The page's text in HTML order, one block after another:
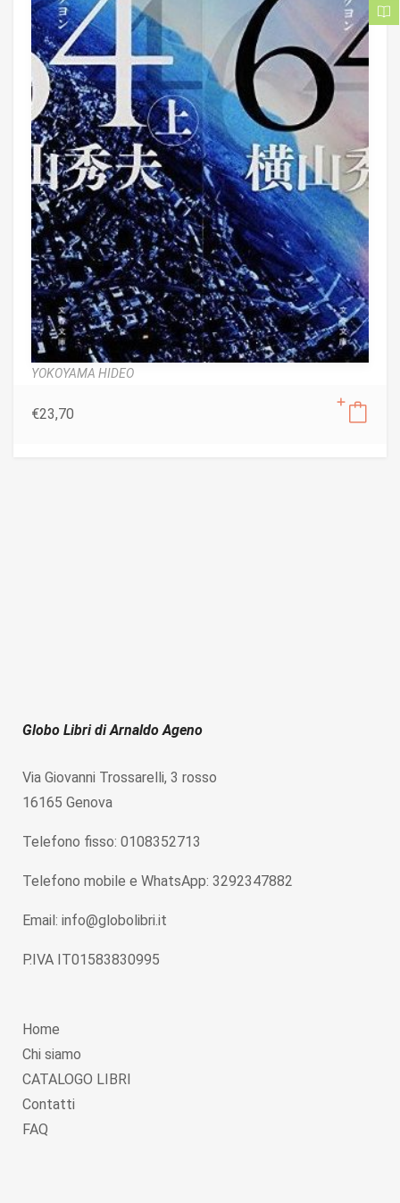
YOKOYAMA HIDEO
€23,70
Globo Libri di Arnaldo Ageno
Via Giovanni Trossarelli, 3 rosso
16165 Genova
Telefono fisso: 0108352713
Telefono mobile e WhatsApp: 3292347882
Email: info@globolibri.it
P.IVA IT01583830995
Home
Chi siamo
CATALOGO LIBRI
Contatti
FAQ